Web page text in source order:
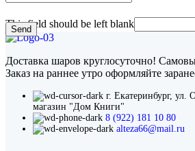
Send
This field should be left blank
Доставка шаров круглосуточно!
Заказ на раннее утро оформляйте
г. Екатеринбург, ул.
магазин "Дом Книги"
8 (922) 181 10 80
alteza66@mail.ru